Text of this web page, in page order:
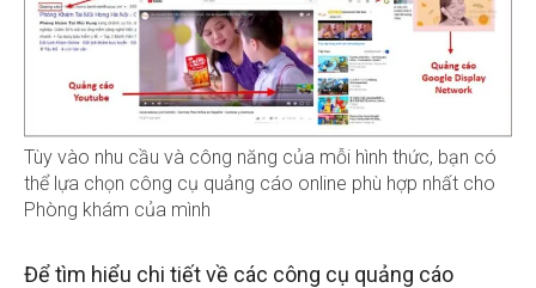
Tùy vào nhu cầu và công năng của mỗi hình thức, bạn có
thể lựa chọn công cụ quảng cáo online phù hợp nhất cho
Phòng khám của mình
Để tìm hiểu chi tiết về các công cụ quảng cáo